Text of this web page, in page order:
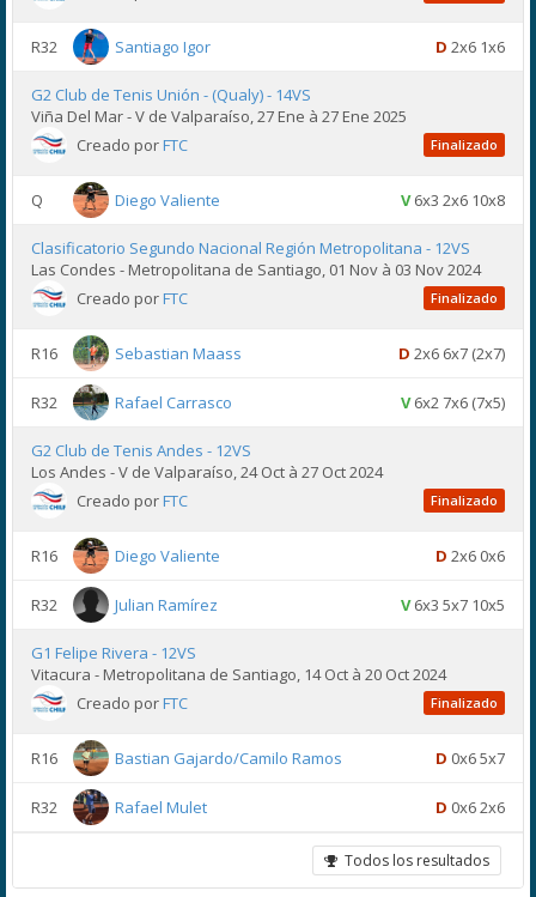
R32 Santiago Igor D 2x6 1x6
G2 Club de Tenis Unión - (Qualy) - 14VS
Viña Del Mar - V de Valparaíso, 27 Ene à 27 Ene 2025
Creado porFTC Finalizado
Q Diego Valiente V6x3 2x6 10x8
Clasificatorio Segundo Nacional Región Metropolitana - 12VS
Las Condes - Metropolitana de Santiago, 01 Nov à 03 Nov 2024
Creado porFTC Finalizado
R16 Sebastian Maass D 2x6 6x7 (2x7)
R32 Rafael Carrasco V6x2 7x6 (7x5)
G2 Club de Tenis Andes - 12VS
Los Andes - V de Valparaíso, 24 Oct à 27 Oct 2024
Creado porFTC Finalizado
R16 Diego Valiente D 2x6 0x6
R32 Julian Ramírez V6x3 5x7 10x5
G1 Felipe Rivera - 12VS
Vitacura - Metropolitana de Santiago, 14 Oct à 20 Oct 2024
Creado porFTC Finalizado
R16 Bastian Gajardo/Camilo Ramos D 0x6 5x7
R32 Rafael Mulet D 0x6 2x6
Todos los resultados